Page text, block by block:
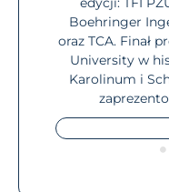
Boehringer
oraz TCA. Finał
University w
Karolinum i